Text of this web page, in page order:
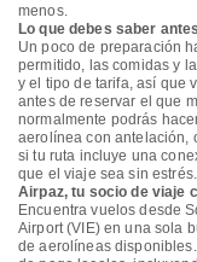
menos.
Lo que debes saber
Un poco de preparación
permitido, las comidas y
y el tipo de tarifa, así que
antes de reservar el que
normalmente podrás
aerolínea con antelación,
si tu ruta incluye una
que el viaje sea sin estrés.
Airpaz, tu socio de viaje
Encuentra vuelos desde
Airport (VIE) en una sola
de aerolíneas